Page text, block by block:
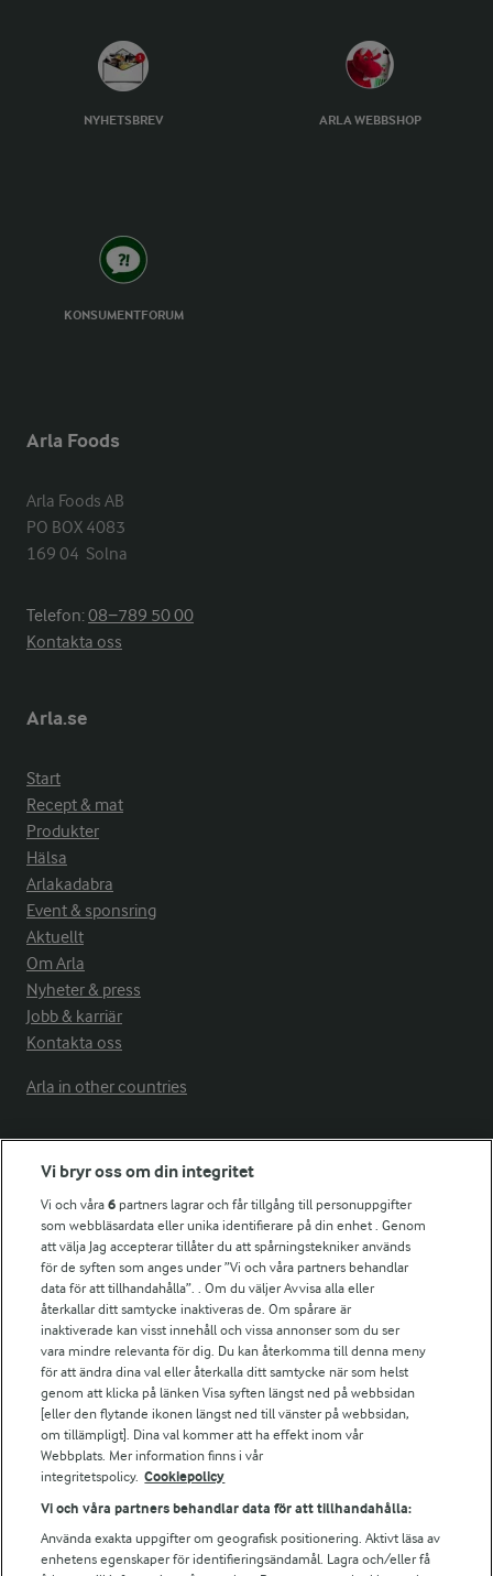
NYHETSBREV ARLA WEBBSHOP
KONSUMENTFORUM
Arla Foods
Arla Foods AB
PO BOX 4083
169 04  Solna
Telefon:08−789 50 00
Kontakta oss
Arla.se
Start
Recept & mat
Produkter
Hälsa
Arlakadabra
Event & sponsring
Aktuellt
Om Arla
Nyheter & press
Jobb & karriär
Kontakta oss
Arla in other countries
Fler Arlasajter
För ägare
Arlas kundportal
Arla.com
Falbygdens Ost
Arla webbshop
Bildbank
Följ oss
Vi bryr oss om din integritet
Vi och våra6 partners lagrar och får tillgång till personuppgifter
som webbläsardata eller unika identifierare på din enhet . Genom
att välja Jag accepterar tillåter du att spårningstekniker används
för de syften som anges under ”Vi och våra partners behandlar
data för att tillhandahålla”. . Om du väljer Avvisa alla eller
återkallar ditt samtycke inaktiveras de. Om spårare är
inaktiverade kan visst innehåll och vissa annonser som du ser
vara mindre relevanta för dig. Du kan återkomma till denna meny
för att ändra dina val eller återkalla ditt samtycke när som helst
genom att klicka på länken Visa syften längst ned på webbsidan
[eller den flytande ikonen längst ned till vänster på webbsidan,
om tillämpligt]. Dina val kommer att ha effekt inom vår
Webbplats. Mer information finns i vår
integritetspolicy. Cookiepolicy
Vi och våra partners behandlar data för att tillhandahålla:
Använda exakta uppgifter om geografisk positionering. Aktivt läsa av
enhetens egenskaper för identifieringsändamål. Lagra och/eller få